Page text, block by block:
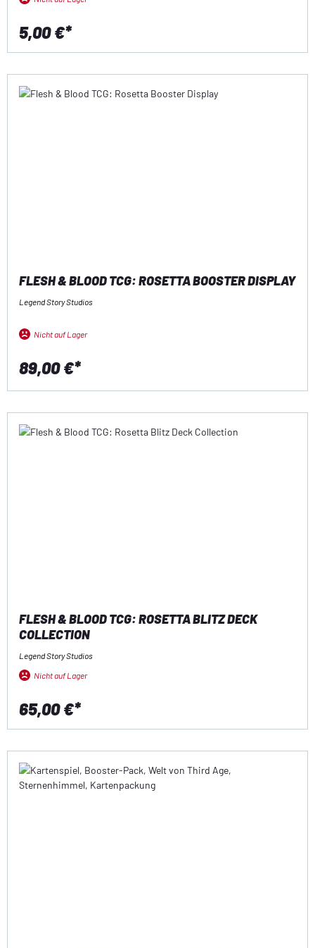
5,00 €*
FLESH & BLOOD TCG: ROSETTA BOOSTER DISPLAY
Legend Story Studios
Nicht auf Lager
89,00 €*
FLESH & BLOOD TCG: ROSETTA BLITZ DECK
COLLECTION
Legend Story Studios
Nicht auf Lager
65,00 €*